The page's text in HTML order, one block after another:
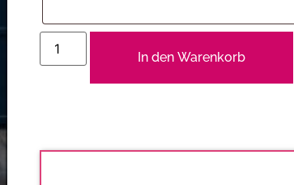
In den Warenkorb